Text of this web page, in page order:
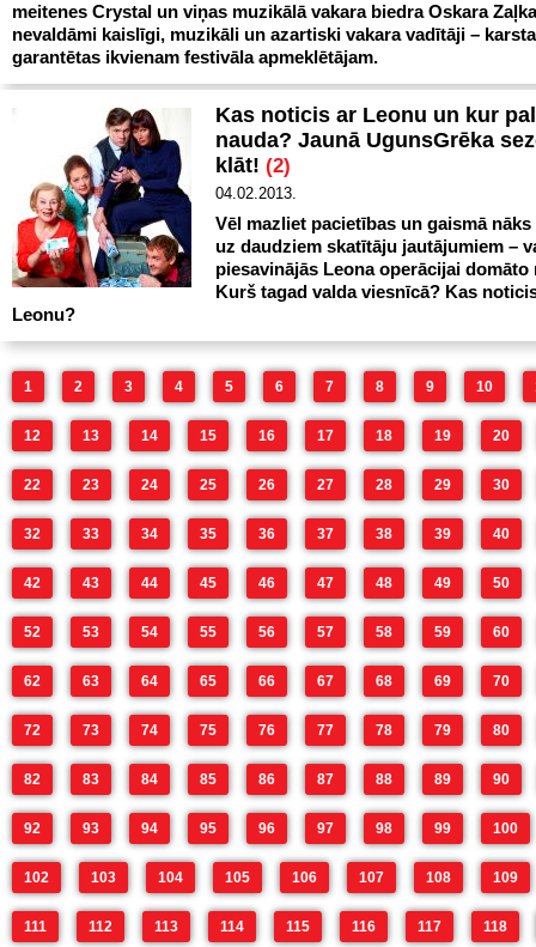
meitenes Crystal un viņas muzikālā vakara biedra Oskara
nevaldāmi kaislīgi, muzikāli un azartiski vakara vadītāji –
garantētas ikvienam festivāla apmeklētājam.
Kas noticis ar Leonu un kur
nauda? Jaunā UgunsGrēka
klāt! (2)
04.02.2013.
Vēl mazliet pacietības un gaismā
uz daudziem skatītāju jautājumiem –
piesavinājās Leona operācijai domāto
Kurš tagad valda viesnīcā? Kas
Leonu?
1 2 3 4 5 6 7 8 9 10
12 13 14 15 16 17 18 19 20
22 23 24 25 26 27 28 29 30
32 33 34 35 36 37 38 39 40
42 43 44 45 46 47 48 49 50
52 53 54 55 56 57 58 59 60
62 63 64 65 66 67 68 69 70
72 73 74 75 76 77 78 79 80
82 83 84 85 86 87 88 89 90
92 93 94 95 96 97 98 99 100
102 103 104 105 106 107 108 109
111 112 113 114 115 116 117 118